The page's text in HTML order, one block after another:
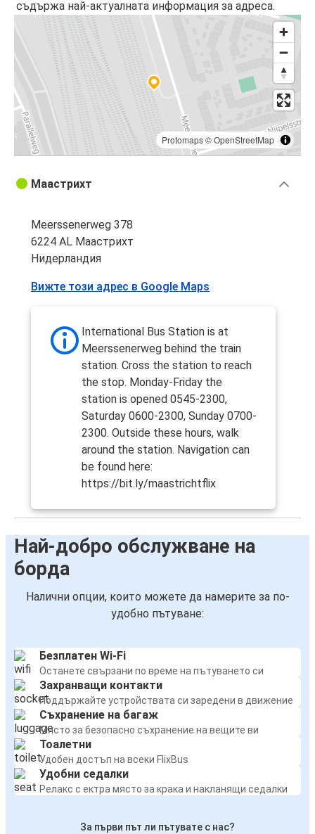
съдържа най-актуалната информация за адреса.
Protomaps©OpenStreetMap
Маастрихт
Meerssenerweg 378
6224 AL Маастрихт
Нидерландия
Вижте този адрес в Google Maps
International Bus Station is at
Meerssenerweg behind the train
station. Cross the station to reach
the stop. Monday-Friday the
station is opened 0545-2300,
Saturday 0600-2300, Sunday 0700-
2300. Outside these hours, walk
around the station. Navigation can
be found here:
https://bit.ly/maastrichtflix
Най-добро обслужване на
борда
Налични опции, които можете да намерите за по-
удобно пътуване:
Безплатен Wi-Fi
Останете свързани по време на пътуването си
Захранващи контакти
Поддържайте устройствата си заредени в движение
Съхранение на багаж
Място за безопасно съхранение на вещите ви
Тоалетни
Удобен достъп на всеки FlixBus
Удобни седалки
Релакс с ектра място за крака и накланящи седалки
За първи път ли пътувате с нас?